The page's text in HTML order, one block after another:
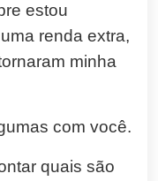
estou
renda extra,
minha
com você.
quais são